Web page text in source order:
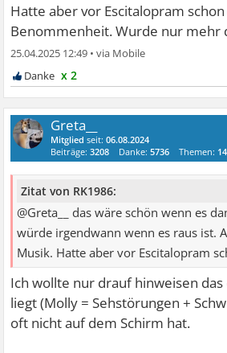
Hatte aber vor Escitalopram
Benommenheit. Wurde nur mehr
25.04.2025 12:49 •
x 2
Greta__
Mitglied seit:06.08.2024
Beiträge:3208 Danke:5736 Themen: 14
Zitat von RK1986:
@Greta__ das wäre schön wenn es
würde irgendwann wenn es raus ist.
Musik. Hatte aber vor Escitalopram
Ich wollte nur drauf hinweisen
liegt (Molly = Sehstörungen +
oft nicht auf dem Schirm hat.